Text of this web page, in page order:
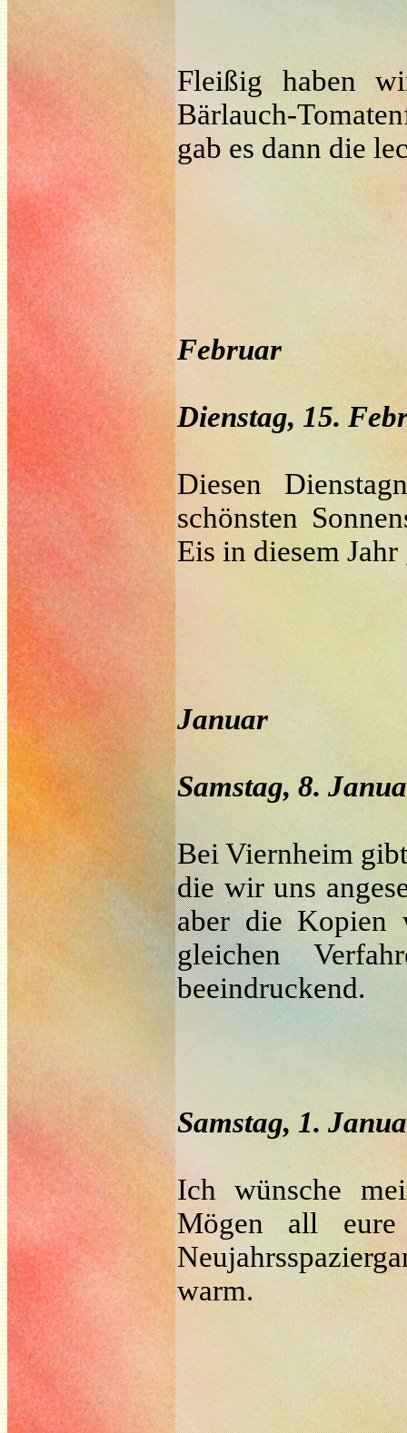
Fleißig haben
Bärlauch-
gab es dann die
Februar
Dienstag, 15.
Diesen
schönsten
Eis in diesem Jahr
Januar
Samstag, 8.
Bei Viernheim
die wir uns
aber die Kopien
gleichen
beeindruckend.
Samstag, 1.
Ich wünsche
Mögen all
warm.